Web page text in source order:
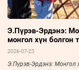
Э.Пүрэв-Эрдэнэ:
монгол хүн болгон
2026-07-23
Э.Пүрэв-Эрдэнэ: Монгол